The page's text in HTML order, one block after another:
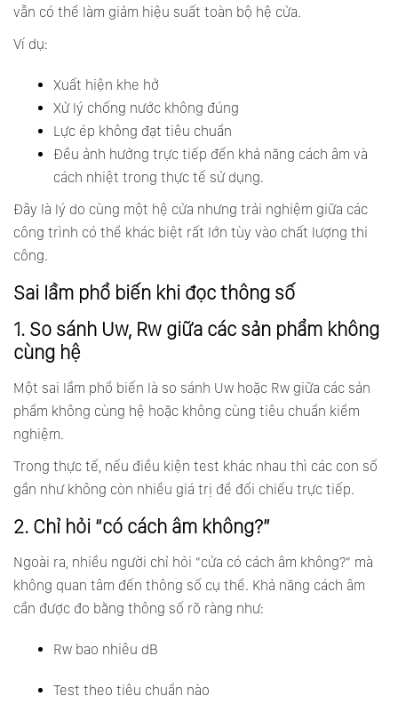
vẫn có thể làm giảm hiệu suất toàn bộ hệ cửa.
Ví dụ:
Xuất hiện khe hở
Xử lý chống nước không đúng
Lực ép không đạt tiêu chuẩn
Đều ảnh hưởng trực tiếp đến khả năng cách âm và
cách nhiệt trong thực tế sử dụng.
Đây là lý do cùng một hệ cửa nhưng trải nghiệm giữa các
công trình có thể khác biệt rất lớn tùy vào chất lượng thi
công.
Sai lầm phổ biến khi đọc thông số
1. So sánh Uw, Rw giữa các sản phẩm không
cùng hệ
Một sai lầm phổ biến là so sánh Uw hoặc Rw giữa các sản
phẩm không cùng hệ hoặc không cùng tiêu chuẩn kiểm
nghiệm.
Trong thực tế, nếu điều kiện test khác nhau thì các con số
gần như không còn nhiều giá trị để đối chiếu trực tiếp.
2. Chỉ hỏi “có cách âm không?”
Ngoài ra, nhiều người chỉ hỏi “cửa có cách âm không?” mà
không quan tâm đến thông số cụ thể. Khả năng cách âm
cần được đo bằng thông số rõ ràng như:
Rw bao nhiêu dB
Test theo tiêu chuẩn nào